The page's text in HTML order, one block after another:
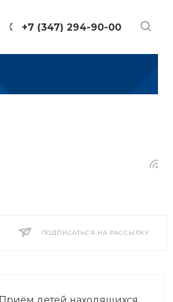
+7 (347) 294-90-00
ПОДПИСАТЬСЯ НА РАССЫЛКУ
2013 2012 2011